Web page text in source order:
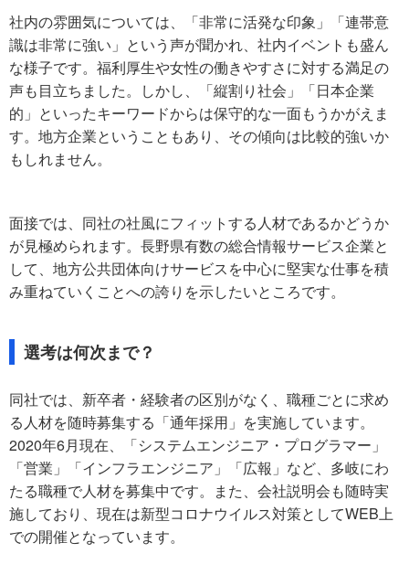
社内の雰囲気については、「非常に活発な印象」「連帯意
識は非常に強い」という声が聞かれ、社内イベントも盛ん
な様子です。福利厚生や女性の働きやすさに対する満足の
声も目立ちました。しかし、「縦割り社会」「日本企業
的」といったキーワードからは保守的な一面もうかがえま
す。地方企業ということもあり、その傾向は比較的強いか
もしれません。
面接では、同社の社風にフィットする人材であるかどうか
が見極められます。長野県有数の総合情報サービス企業と
して、地方公共団体向けサービスを中心に堅実な仕事を積
み重ねていくことへの誇りを示したいところです。
選考は何次まで？
同社では、新卒者・経験者の区別がなく、職種ごとに求め
る人材を随時募集する「通年採用」を実施しています。
2020年6月現在、「システムエンジニア・プログラマー」
「営業」「インフラエンジニア」「広報」など、多岐にわ
たる職種で人材を募集中です。また、会社説明会も随時実
施しており、現在は新型コロナウイルス対策としてWEB上
での開催となっています。